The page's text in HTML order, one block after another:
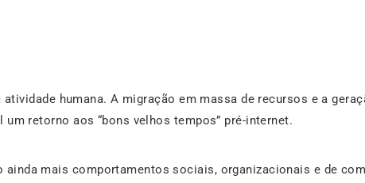
humana. A migração em massa de recursos e a
retorno aos “bons velhos tempos” pré-internet.
mais comportamentos sociais, organizacionais e de